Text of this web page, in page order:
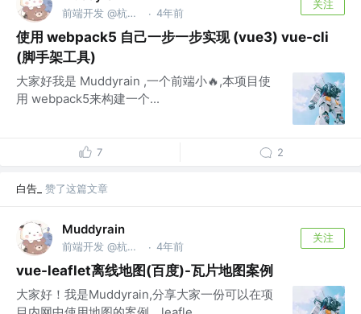
前端开发 @杭州xx开发公司 · 4年前
关注
使用 webpack5 自己一步一步实现 (vue3) vue-cli
(脚手架工具)
大家好我是 Muddyrain ,一个前端小🔥,本项目使
用 webpack5来构建一个...
7 2
白告_ 赞了这篇文章
Muddyrain
前端开发 @杭州xx开发公司 · 4年前
关注
vue-leaflet离线地图(百度)-瓦片地图案例
大家好！我是Muddyrain,分享大家一份可以在项